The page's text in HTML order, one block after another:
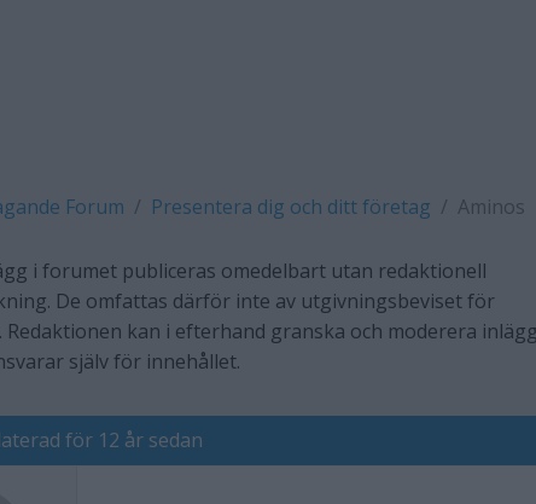
Forum Presentera dig och ditt företag Aminos
i forumet publiceras omedelbart utan redaktionell
De omfattas därför inte av utgivningsbeviset för
Redaktionen kan i efterhand granska och moderera
själv för innehållet.
för 12 år sedan